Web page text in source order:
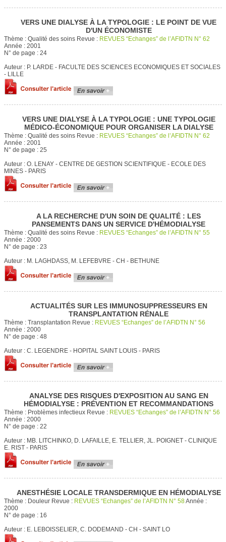
VERS UNE DIALYSE À LA TYPOLOGIE : LE POINT DE VUE
D'UN ÉCONOMISTE
Thème : Qualité des soins Revue : REVUES “Echanges” de l’AFIDTN N° 62
Année : 2001
N° de page : 24
Auteur : P. LARDE - FACULTE DES SCIENCES ECONOMIQUES ET SOCIALES
- LILLE
VERS UNE DIALYSE À LA TYPOLOGIE : UNE TYPOLOGIE
MÉDICO-ÉCONOMIQUE POUR ORGANISER LA DIALYSE
Thème : Qualité des soins Revue : REVUES “Echanges” de l’AFIDTN N° 62
Année : 2001
N° de page : 25
Auteur : O. LENAY - CENTRE DE GESTION SCIENTIFIQUE - ECOLE DES
MINES - PARIS
A LA RECHERCHE D'UN SOIN DE QUALITÉ : LES
PANSEMENTS DANS UN SERVICE D'HÉMODIALYSE
Thème : Qualité des soins Revue : REVUES “Echanges” de l’AFIDTN N° 55
Année : 2000
N° de page : 23
Auteur : M. LAGHDASS, M. LEFEBVRE - CH - BETHUNE
ACTUALITÉS SUR LES IMMUNOSUPPRESSEURS EN
TRANSPLANTATION RÉNALE
Thème : Transplantation Revue : REVUES “Echanges” de l’AFIDTN N° 56
Année : 2000
N° de page : 48
Auteur : C. LEGENDRE - HOPITAL SAINT LOUIS - PARIS
ANALYSE DES RISQUES D'EXPOSITION AU SANG EN
HÉMODIALYSE : PRÉVENTION ET RECOMMANDATIONS
Thème : Problèmes infectieux Revue : REVUES “Echanges” de l’AFIDTN N° 56
Année : 2000
N° de page : 22
Auteur : MB. LITCHINKO, D. LAFAILLE, E. TELLIER, JL. POIGNET - CLINIQUE
E. RIST - PARIS
ANESTHÉSIE LOCALE TRANSDERMIQUE EN HÉMODIALYSE
Thème : Douleur Revue : REVUES “Echanges” de l’AFIDTN N° 58Année :
2000
N° de page : 16
Auteur : E. LEBOISSELIER, C. DODEMAND - CH - SAINT LO